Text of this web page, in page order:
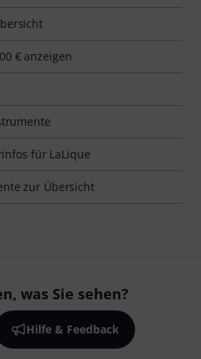
€ anzeigen
für LaLique
zur Übersicht
was Sie sehen?
Hilfe & Feedback